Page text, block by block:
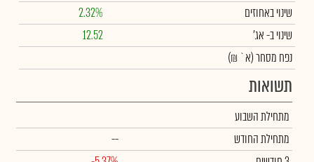
שינוי באחוזים
2.32%
שינויב- אג'
12.52
נפח מסחר(א` ₪)
תשואות
מתחילת השבוע
מתחילת החודש
--